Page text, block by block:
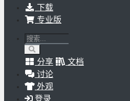
下载
专业版
分享
文档
讨论
外观
登录